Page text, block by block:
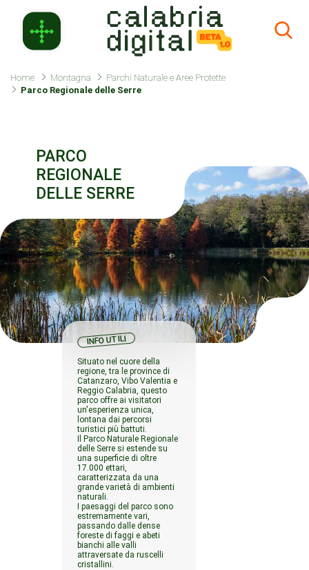
Home Montagna
Parchi Naturale e Aree Protette
Parco Regionale delle Serre
PARCO
REGIONALE
DELLE SERRE
INFO UTILI
Situato nel cuore della
regione, tra le province di
Catanzaro, Vibo Valentia e
Reggio Calabria, questo
parco offre ai visitatori
un'esperienza unica,
lontana dai percorsi
turistici più battuti.
Il Parco Naturale Regionale
delle Serre si estende su
una superficie di oltre
17.000 ettari,
caratterizzata da una
grande varietà di ambienti
naturali.
I paesaggi del parco sono
estremamente vari,
passando dalle dense
foreste di faggi e abeti
bianchi alle valli
attraversate da ruscelli
cristallini.